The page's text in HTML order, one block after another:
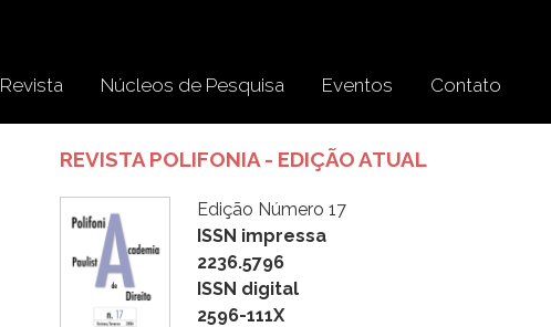
Revista Núcleos de Pesquisa Eventos Contato
REVISTA POLIFONIA - EDIÇÃO ATUAL
Edição Número 17
ISSN impressa
2236.5796
ISSN digital
2596-111X